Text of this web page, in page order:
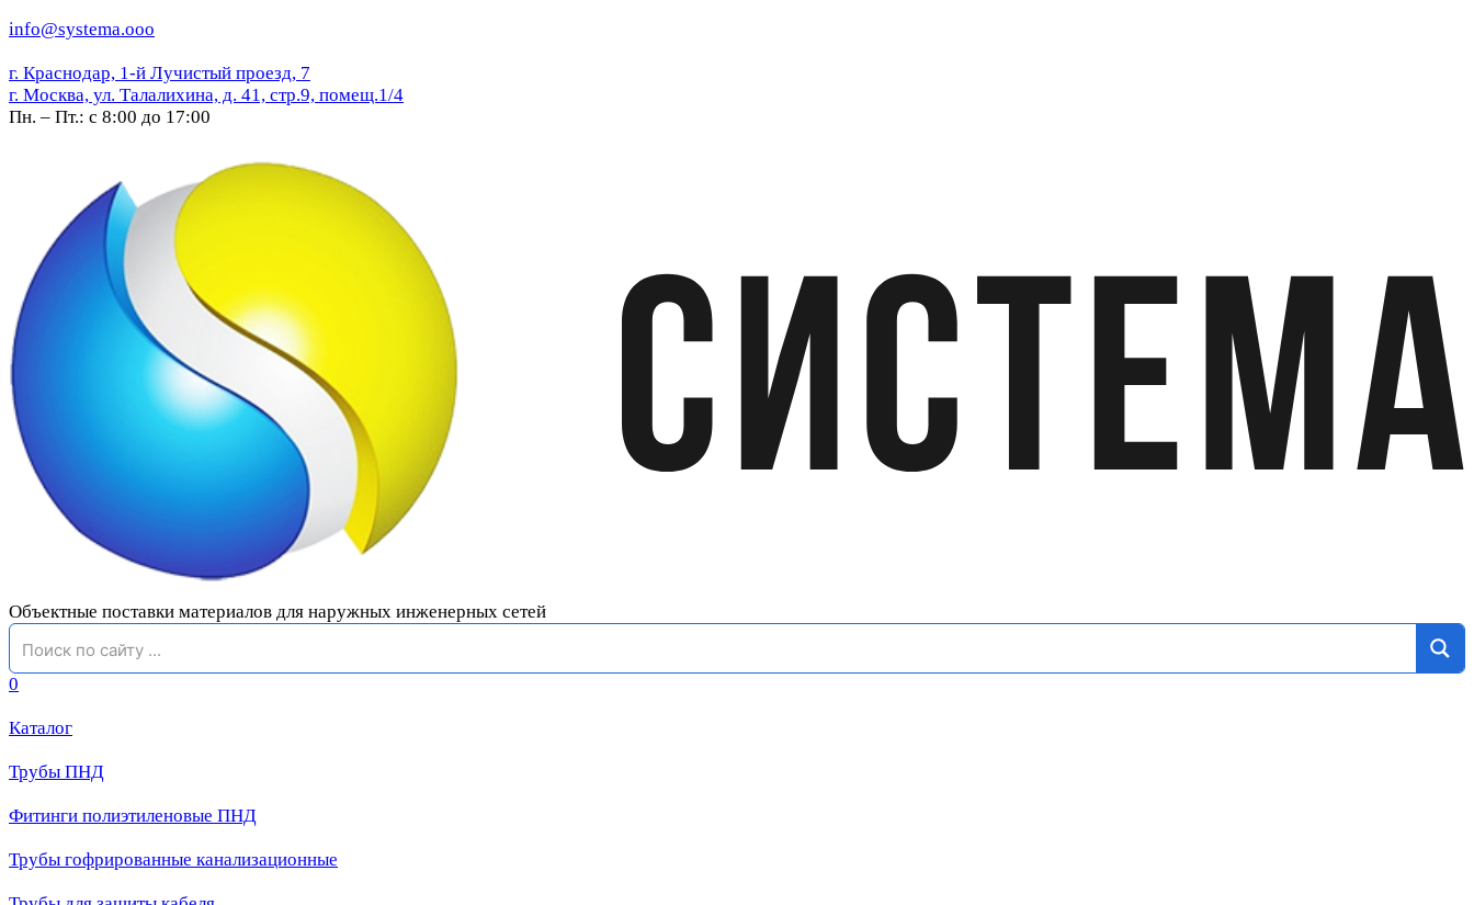
info@systema.ooo
г. Краснодар, 1-й Лучистый проезд, 7
г. Москва, ул. Талалихина, д. 41, стр.9, помещ.1/4
Пн. – Пт.: с 8:00 до 17:00
Объектные поставки материалов для наружных инженерных сетей
0
Каталог
Трубы ПНД
Фитинги полиэтиленовые ПНД
Трубы гофрированные канализационные